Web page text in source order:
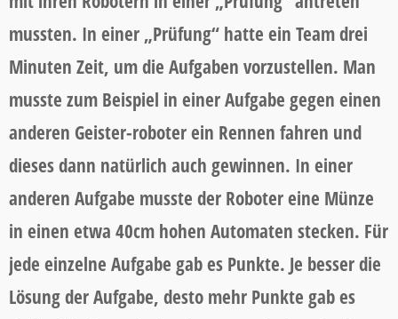
mussten. In einer „Prüfung“ hatte ein Team drei
Minuten Zeit, um die Aufgaben vorzustellen. Man
musste zum Beispiel in einer Aufgabe gegen einen
anderen Geister-roboter ein Rennen fahren und
dieses dann natürlich auch gewinnen. In einer
anderen Aufgabe musste der Roboter eine Münze
in einen etwa 40cm hohen Automaten stecken. Für
jede einzelne Aufgabe gab es Punkte. Je besser die
Lösung der Aufgabe, desto mehr Punkte gab es